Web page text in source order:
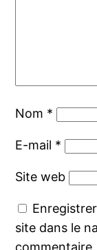
Nom *
E-mail *
Site web
site dans le
commentaire.